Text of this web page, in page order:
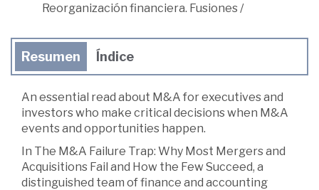
Reorganización financiera. Fusiones /
Resumen Índice
An essential read about M&A for executives and
investors who make critical decisions when M&A
events and opportunities happen.
In The M&A Failure Trap: Why Most Mergers and
Acquisitions Fail and How the Few Succeed, a
distinguished team of finance and accounting